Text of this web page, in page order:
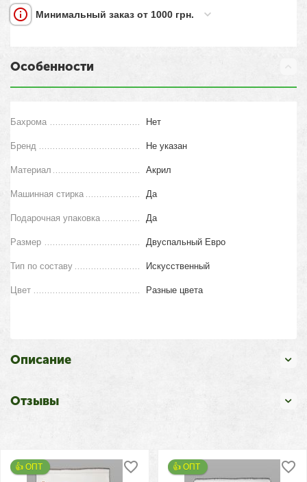
Минимальный заказ от 1000 грн.
Особенности
Бахрома Нет
Бренд Не указан
Материал Акрил
Машинная стирка Да
Подарочная упаковка Да
Размер Двуспальный Евро
Тип по составу Искусственный
Цвет Разные цвета
Описание
Отзывы
👍 ОПТ 👍 ОПТ